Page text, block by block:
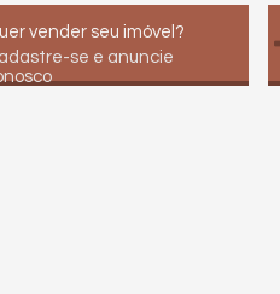
vender seu imóvel?
se e anuncie